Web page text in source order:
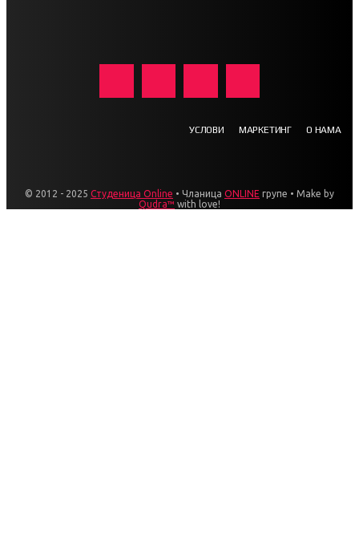
УСЛОВИ МАРКЕТИНГ О НАМА
© 2012 - 2025 Студеница Online • Чланица ONLINE групе • Make by
Qudra™ with love!